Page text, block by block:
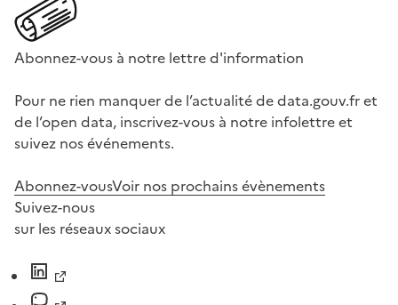
Abonnez-vous à notre lettre d'information
Pour ne rien manquer de l’actualité de data.gouv.fr et
de l’open data, inscrivez-vous à notre infolettre et
suivez nos événements.
Abonnez-vousVoir nos prochains évènements
Suivez-nous
sur les réseaux sociaux